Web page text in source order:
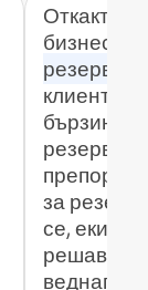
Откакто
бизнеса
клиенти
за
се, екипа
решава
веднага.